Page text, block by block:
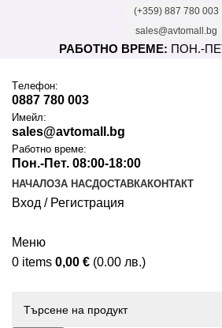
(+359) 887 780 003
sales@avtomall.bg
РАБОТНО ВРЕМЕ: ПОН.-
Tелефон:
0887 780 003
Имейл:
sales@avtomall.bg
Работно време:
Пон.-Пет. 08:00-18:00
НАЧАЛОЗА НАСДОСТАВКАКОНТАКТ
Вход / Регистрация
Меню
0 items 0,00 € (0.00 лв.)